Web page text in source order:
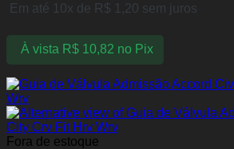
Em até 10x de R$ 1,20 sem juros
À vista R$10,82 no Pix
Fora de estoque